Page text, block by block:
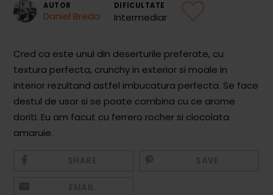
Toate Reţetele
Aperitive
Aperitive Calde
Aperitive Reci
Mezeluri
Ronțăieli
AUTOR
Daniel Breda
DIFICULTATE
Intermediar
Cred ca este unul din deserturile preferate, cu
textura perfecta, crunchy in exterior si moale in
interior rezultand astfel imbucatura perfecta. Se face
destul de usor si se poate combina cu ce arome
doriti. Eu am facut cu ferrero rocher si ciocolata
amaruie.